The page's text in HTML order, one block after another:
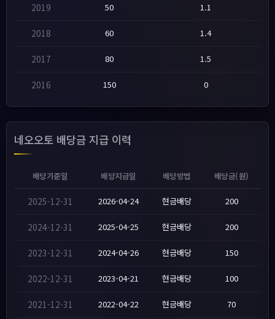
2019 50 1.1
2018 60 1.4
2017 80 1.5
2016 150 0
네오오토 배당금 지급 이력
배당기준일 배당지급일 배당방법 배당금(원)
2025-12-31 2026-04-24 현금배당 200
2024-12-31 2025-04-25 현금배당 200
2023-12-31 2024-04-26 현금배당 150
2022-12-31 2023-04-21 현금배당 100
2021-12-31 2022-04-22 현금배당 70